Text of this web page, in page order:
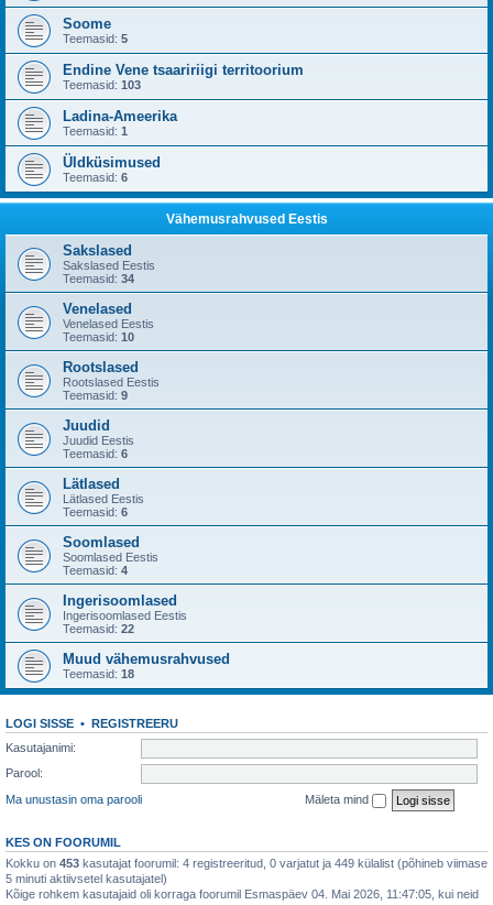
Soome
Teemasid: 5
Endine Vene tsaaririigi territoorium
Teemasid: 103
Ladina-Ameerika
Teemasid: 1
Üldküsimused
Teemasid: 6
Vähemusrahvused Eestis
Sakslased
Sakslased Eestis
Teemasid: 34
Venelased
Venelased Eestis
Teemasid: 10
Rootslased
Rootslased Eestis
Teemasid: 9
Juudid
Juudid Eestis
Teemasid: 6
Lätlased
Lätlased Eestis
Teemasid: 6
Soomlased
Soomlased Eestis
Teemasid: 4
Ingerisoomlased
Ingerisoomlased Eestis
Teemasid: 22
Muud vähemusrahvused
Teemasid: 18
LOGI SISSE • REGISTREERU
Kasutajanimi:
Parool:
Ma unustasin oma parooli
Mäleta mind
KES ON FOORUMIL
Kokku on 453 kasutajat foorumil: 4 registreeritud, 0 varjatut ja 449 külalist (põhineb viimase
5 minuti aktiivsetel kasutajatel)
Kõige rohkem kasutajaid oli korraga foorumil Esmaspäev 04. Mai 2026, 11:47:05, kui neid